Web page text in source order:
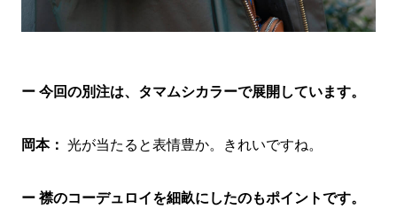
ー 今回の別注は、タマムシカラーで展開しています。
岡本： 光が当たると表情豊か。きれいですね。
ー 襟のコーデュロイを細畝にしたのもポイントです。